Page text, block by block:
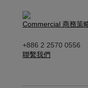
Commercial 商務策
+886 2 2570 0556
聯繫我們